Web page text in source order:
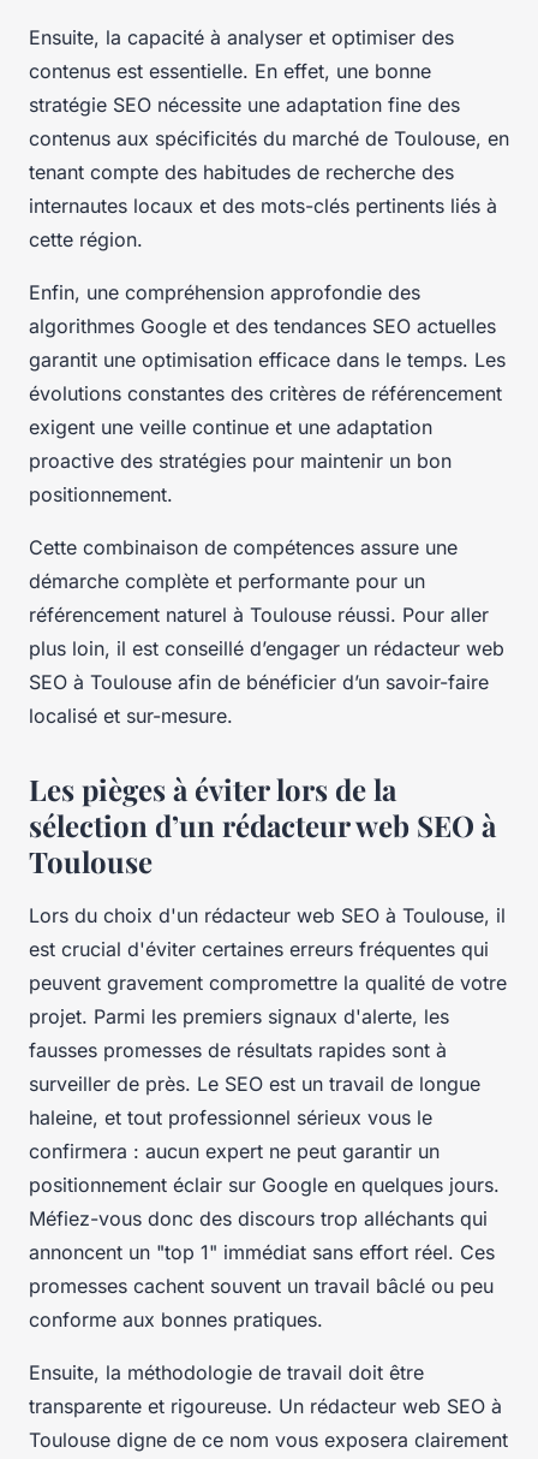
Ensuite, la capacité à analyser et optimiser des
contenus est essentielle. En effet, une bonne
stratégie SEO nécessite une adaptation fine des
contenus aux spécificités du marché de Toulouse, en
tenant compte des habitudes de recherche des
internautes locaux et des mots-clés pertinents liés à
cette région.
Enfin, une compréhension approfondie des
algorithmes Google et des tendances SEO actuelles
garantit une optimisation efficace dans le temps. Les
évolutions constantes des critères de référencement
exigent une veille continue et une adaptation
proactive des stratégies pour maintenir un bon
positionnement.
Cette combinaison de compétences assure une
démarche complète et performante pour un
référencement naturel à Toulouse réussi. Pour aller
plus loin, il est conseillé d’engager un rédacteur web
SEO à Toulouse afin de bénéficier d’un savoir-faire
localisé et sur-mesure.
Les pièges à éviter lors de la
sélection d’un rédacteur web SEO à
Toulouse
Lors du choix d'un rédacteur web SEO à Toulouse, il
est crucial d'éviter certaines erreurs fréquentes qui
peuvent gravement compromettre la qualité de votre
projet. Parmi les premiers signaux d'alerte, les
fausses promesses de résultats rapides sont à
surveiller de près. Le SEO est un travail de longue
haleine, et tout professionnel sérieux vous le
confirmera : aucun expert ne peut garantir un
positionnement éclair sur Google en quelques jours.
Méfiez-vous donc des discours trop alléchants qui
annoncent un "top 1" immédiat sans effort réel. Ces
promesses cachent souvent un travail bâclé ou peu
conforme aux bonnes pratiques.
Ensuite, la méthodologie de travail doit être
transparente et rigoureuse. Un rédacteur web SEO à
Toulouse digne de ce nom vous exposera clairement